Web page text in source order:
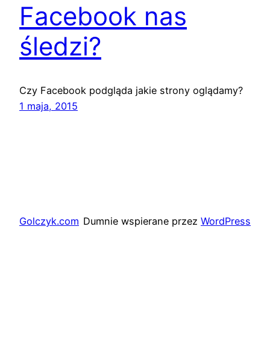
Facebook nas
śledzi?
Czy Facebook podgląda jakie strony oglądamy?
1 maja, 2015
Golczyk.com Dumnie wspierane przez WordPress